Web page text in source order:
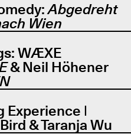
Abgedreht
Wien
WÆXE
& Neil Höhener
Experience |
& Taranja Wu